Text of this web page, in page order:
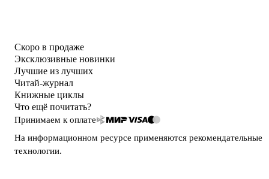
Скоро в продаже
Эксклюзивные новинки
Лучшие из лучших
Читай-журнал
Книжные циклы
Что ещё почитать?
Принимаем к оплате
На информационном ресурсе применяются рекомендательные
технологии.